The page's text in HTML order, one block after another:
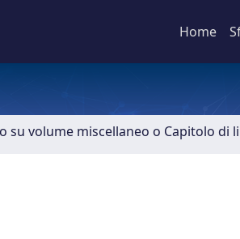
Home
su volume miscellaneo o Capitolo di